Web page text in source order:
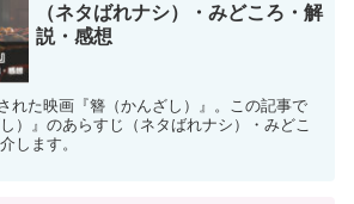
（ネタばれナシ）・みどころ・解
説・感想
れた映画『簪（かんざし）』。この記事で
）』のあらすじ（ネタばれナシ）・みどこ
します。